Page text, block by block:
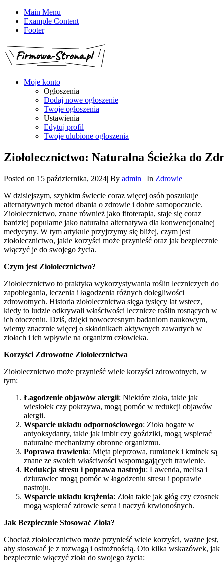
Main Menu
Example Content
Footer
Moje konto
Ogłoszenia
Dodaj nowe ogłoszenie
Twoje ogłoszenia
Ustawienia
Edytuj profil
Twoje ulubione ogłoszenia
Ziołolecznictwo: Naturalna Ścieżka do
Posted on 15 października, 2024| By admin | In Zdrowie
W dzisiejszym, szybkim świecie coraz więcej osób poszukuje
alternatywnych metod dbania o zdrowie i dobre samopoczucie.
Ziołolecznictwo, znane również jako fitoterapia, staje się coraz
bardziej popularne jako naturalna alternatywa dla konwencjonalnej
medycyny. W tym artykule przyjrzymy się bliżej, czym jest
ziołolecznictwo, jakie korzyści może przynieść oraz jak bezpiecznie
włączyć je do swojego życia.
Czym jest Ziołolecznictwo?
Ziołolecznictwo to praktyka wykorzystywania roślin leczniczych do
zapobiegania, leczenia i łagodzenia różnych dolegliwości
zdrowotnych. Historia ziołolecznictwa sięga tysięcy lat wstecz,
kiedy to ludzie odkrywali właściwości lecznicze roślin rosnących w
ich otoczeniu. Dziś, dzięki nowoczesnym badaniom naukowym,
wiemy znacznie więcej o składnikach aktywnych zawartych w
ziołach i ich wpływie na organizm człowieka.
Korzyści Zdrowotne Ziołolecznictwa
Ziołolecznictwo może przynieść wiele korzyści zdrowotnych, w
tym:
Łagodzenie objawów alergii: Niektóre zioła, takie jak
wiesiołek czy pokrzywa, mogą pomóc w redukcji objawów
alergii.
Wsparcie układu odpornościowego: Zioła bogate w
antyoksydanty, takie jak imbir czy goździki, mogą wspierać
naturalne mechanizmy obronne organizmu.
Poprawa trawienia: Mięta pieprzowa, rumianek i kminek są
znane ze swoich właściwości wspomagających trawienie.
Redukcja stresu i poprawa nastroju: Lawenda, melisa i
dziurawiec mogą pomóc w łagodzeniu stresu i poprawie
nastroju.
Wsparcie układu krążenia: Zioła takie jak głóg czy czosnek
mogą wspierać zdrowie serca i naczyń krwionośnych.
Jak Bezpiecznie Stosować Zioła?
Chociaż ziołolecznictwo może przynieść wiele korzyści, ważne jest,
aby stosować je z rozwagą i ostrożnością. Oto kilka wskazówek, jak
bezpiecznie włączyć zioła do swojego życia: